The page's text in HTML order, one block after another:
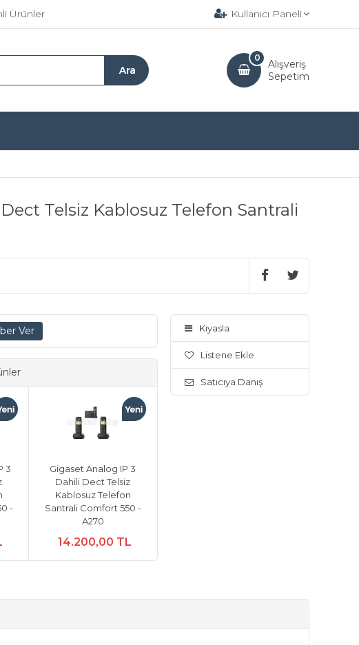
Ürünler Kullanıcı Paneli
Alışveriş
Sepetim
0
Telsiz Kablosuz Telefon Santrali
3
-
Gigaset Analog IP 3
Dahili Dect Telsiz
Kablosuz Telefon
Santrali Comfort 550 -
A270
14.200,00 TL
Kıyasla
Listene Ekle
Satıcıya Danış